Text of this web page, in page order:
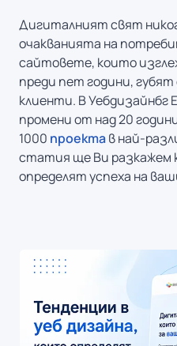
Дигиталният свят
очакванията на
сайтовете, които
преди пет години, губят
клиенти. В
промени от над 20
1000 проектав най-
статия ще Ви разкажем
определят успеха на